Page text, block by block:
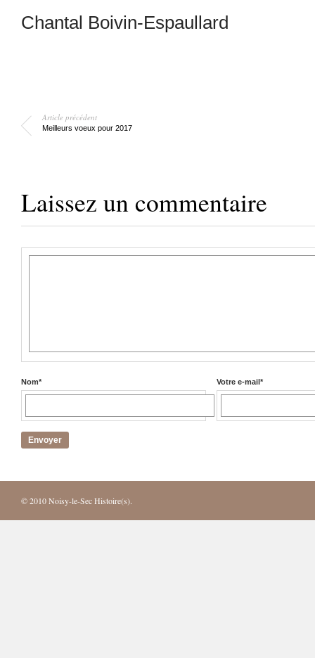
Chantal Boivin-Espaullard
Article précédent
Meilleurs voeux pour 2017
Laissez un commentaire
Nom* Votre e-mail*
© 2010Noisy-le-Sec Histoire(s).